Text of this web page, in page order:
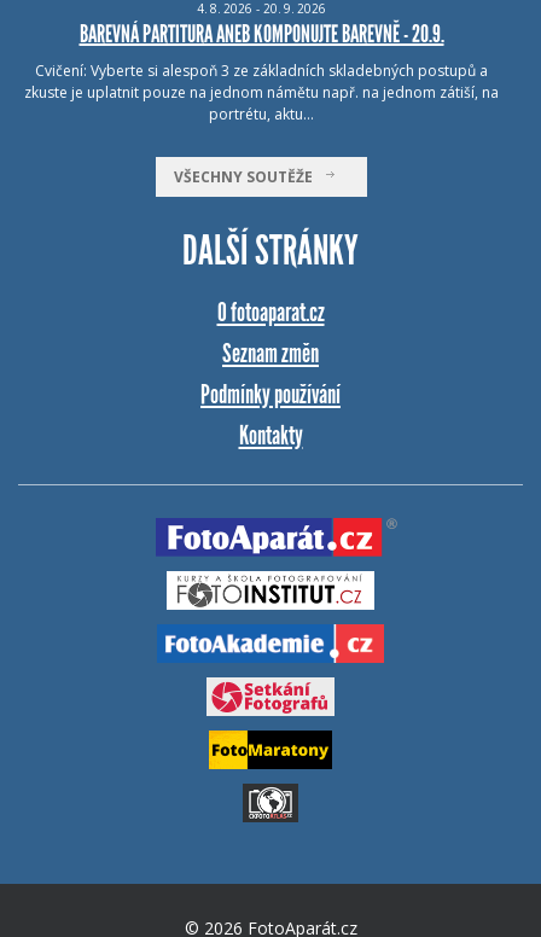
4. 8. 2026 - 20. 9. 2026
BAREVNÁ PARTITURA ANEB KOMPONUJTE BAREVNĚ - 20.9.
Cvičení: Vyberte si alespoň 3 ze základních skladebných postupů a
zkuste je uplatnit pouze na jednom námětu např. na jednom zátiší, na
portrétu, aktu…
VŠECHNY SOUTĚŽE
DALŠÍ STRÁNKY
O fotoaparat.cz
Seznam změn
Podmínky používání
Kontakty
© 2026 FotoAparát.cz